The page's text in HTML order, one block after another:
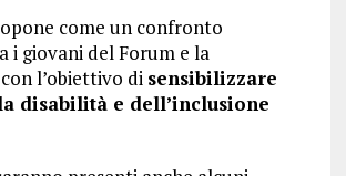
come un confronto
giovani del Forum e la
l’obiettivo di sensibilizzare
disabilità e dell’inclusione